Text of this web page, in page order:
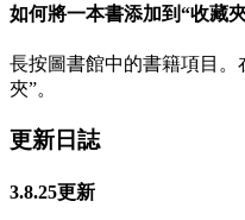
如何將一本書添加到“收藏
長按圖書館中的書籍項目
夾”。
更新日誌
3.8.25更新